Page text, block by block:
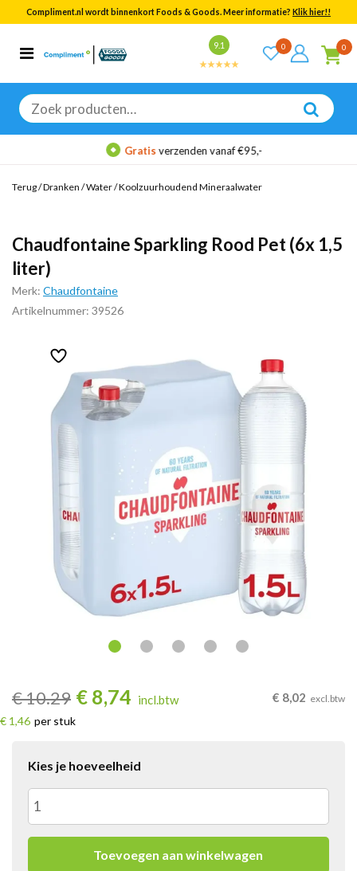
Compliment.nl wordt binnenkort Foods & Goods. Meer informatie? Klik hier!!
9.1 0 0
Zoeken
naar:
Categorieën
Bekijk alle resultaten
Gratisverzenden vanaf €95,-
Terug/Dranken /Water/Koolzuurhoudend Mineraalwater
Chaudfontaine Sparkling Rood Pet (6x 1,5
liter)
Merk: Chaudfontaine
Artikelnummer: 39526
€10.29 € 8,74 incl.btw
€ 1,46 per stuk
€ 8,02 excl.btw
Kies je hoeveelheid
Chaudfontaine
Sparkling
Toevoegen aan winkelwagen